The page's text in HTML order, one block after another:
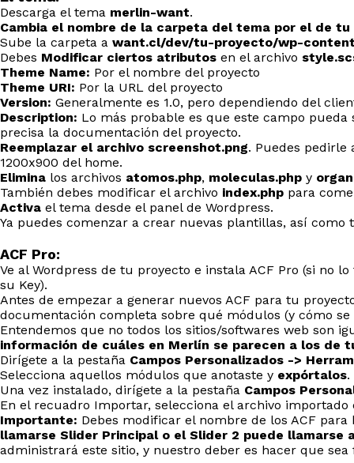
Descarga el tema merlin-want.
Cambia el nombre de la carpeta del tema por el de
Sube la carpeta a want.cl/dev/tu-proyecto/wp-
Debes Modificar ciertos atributos en el archivo
Theme Name: Por el nombre del proyecto
Theme URI: Por la URL del proyecto
Version: Generalmente es 1.0, pero dependiendo del
Description: Lo más probable es que este campo
precisa la documentación del proyecto.
Reemplazar el archivo screenshot.png. Puedes pedirle
1200x900 del home.
Elimina los archivos atomos.php, moleculas.php y
También debes modificar el archivo index.php para
Activa el tema desde el panel de Wordpress.
Ya puedes comenzar a crear nuevas plantillas, así
ACF Pro:
Ve al Wordpress de tu proyecto e instala ACF Pro (si no
su Key).
Antes de empezar a generar nuevos ACF para tu
documentación completa sobre qué módulos (y cómo
Entendemos que no todos los sitios/softwares web son
información de cuáles en Merlín se parecen a los de
Dirígete a la pestaña Campos Personalizados ->
Selecciona aquellos módulos que anotaste y expórtalos.
Una vez instalado, dirígete a la pestaña Campos
En el recuadro Importar, selecciona el archivo
Importante: Debes modificar el nombre de los ACF
llamarse Slider Principal o el Slider 2 puede llamarse
administrará este sitio, y nuestro deber es hacer que